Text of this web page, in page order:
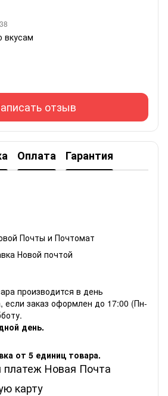
вкусам
отзыв
Оплата Гарантия
Почты и Почтомат
Новой почтой
производится в день
если заказ оформлен до 17:00 (Пн-
день.
от 5 единиц товара.
Новая Почта
карту